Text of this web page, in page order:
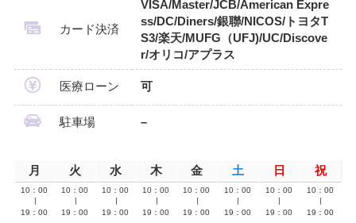
カード決済
VISA/Master/JCB/American Expre
ss/DC/Diners/銀聯/NICOS/トヨタT
S3/楽天/MUFG（UFJ)/UC/Discove
r/オリコ/アプラス
医療ローン 可
駐車場 –
月 火 水 木 金 土 日 祝
10：00
19：00
10：00
19：00
10：00
19：00
10：00
19：00
10：00
19：00
10：00
19：00
10：00
19：00
10：00
19：00